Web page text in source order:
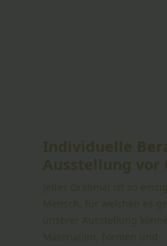
Individuelle
Ausstellung vor
Jedes Grabmal ist so
Mensch, für welchen es
unserer Ausstellung
Materialien, Formen und